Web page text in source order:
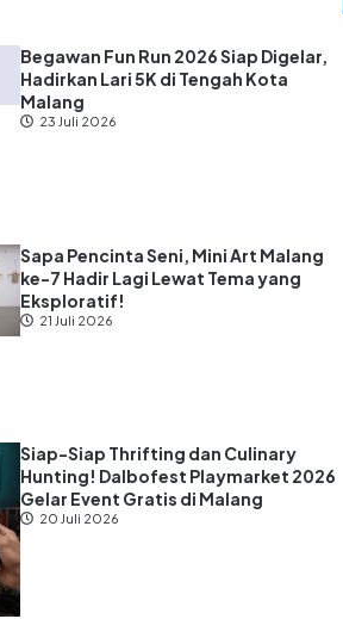
Begawan Fun Run 2026 Siap Digelar,
Hadirkan Lari 5K di Tengah Kota
Malang
23 Juli 2026
Sapa Pencinta Seni, Mini Art Malang
ke-7 Hadir Lagi Lewat Tema yang
Eksploratif!
21 Juli 2026
Siap-Siap Thrifting dan Culinary
Hunting! Dalbofest Playmarket 2026
Gelar Event Gratis di Malang
20 Juli 2026